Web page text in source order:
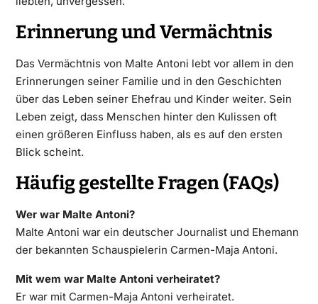
Erinnerung und Vermächtnis
Das Vermächtnis von Malte Antoni lebt vor allem in den
Erinnerungen seiner Familie und in den Geschichten
über das Leben seiner Ehefrau und Kinder weiter. Sein
Leben zeigt, dass Menschen hinter den Kulissen oft
einen größeren Einfluss haben, als es auf den ersten
Blick scheint.
Häufig gestellte Fragen (FAQs)
Wer war Malte Antoni?
Malte Antoni war ein deutscher Journalist und Ehemann
der bekannten Schauspielerin Carmen-Maja Antoni.
Mit wem war Malte Antoni verheiratet?
Er war mit Carmen-Maja Antoni verheiratet.